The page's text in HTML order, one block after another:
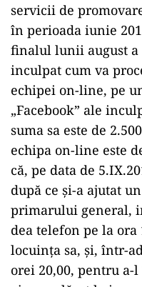
servicii de
în perioada iunie
finalul lunii august a
inculpat cum va
echipei on-line, pe
„Facebook” ale
suma sa este de
echipa on-line este
că, pe data de
după ce și-a ajutat
primarului general,
dea telefon pe la ora
locuința sa, și, într-
orei 20,00, pentru a-